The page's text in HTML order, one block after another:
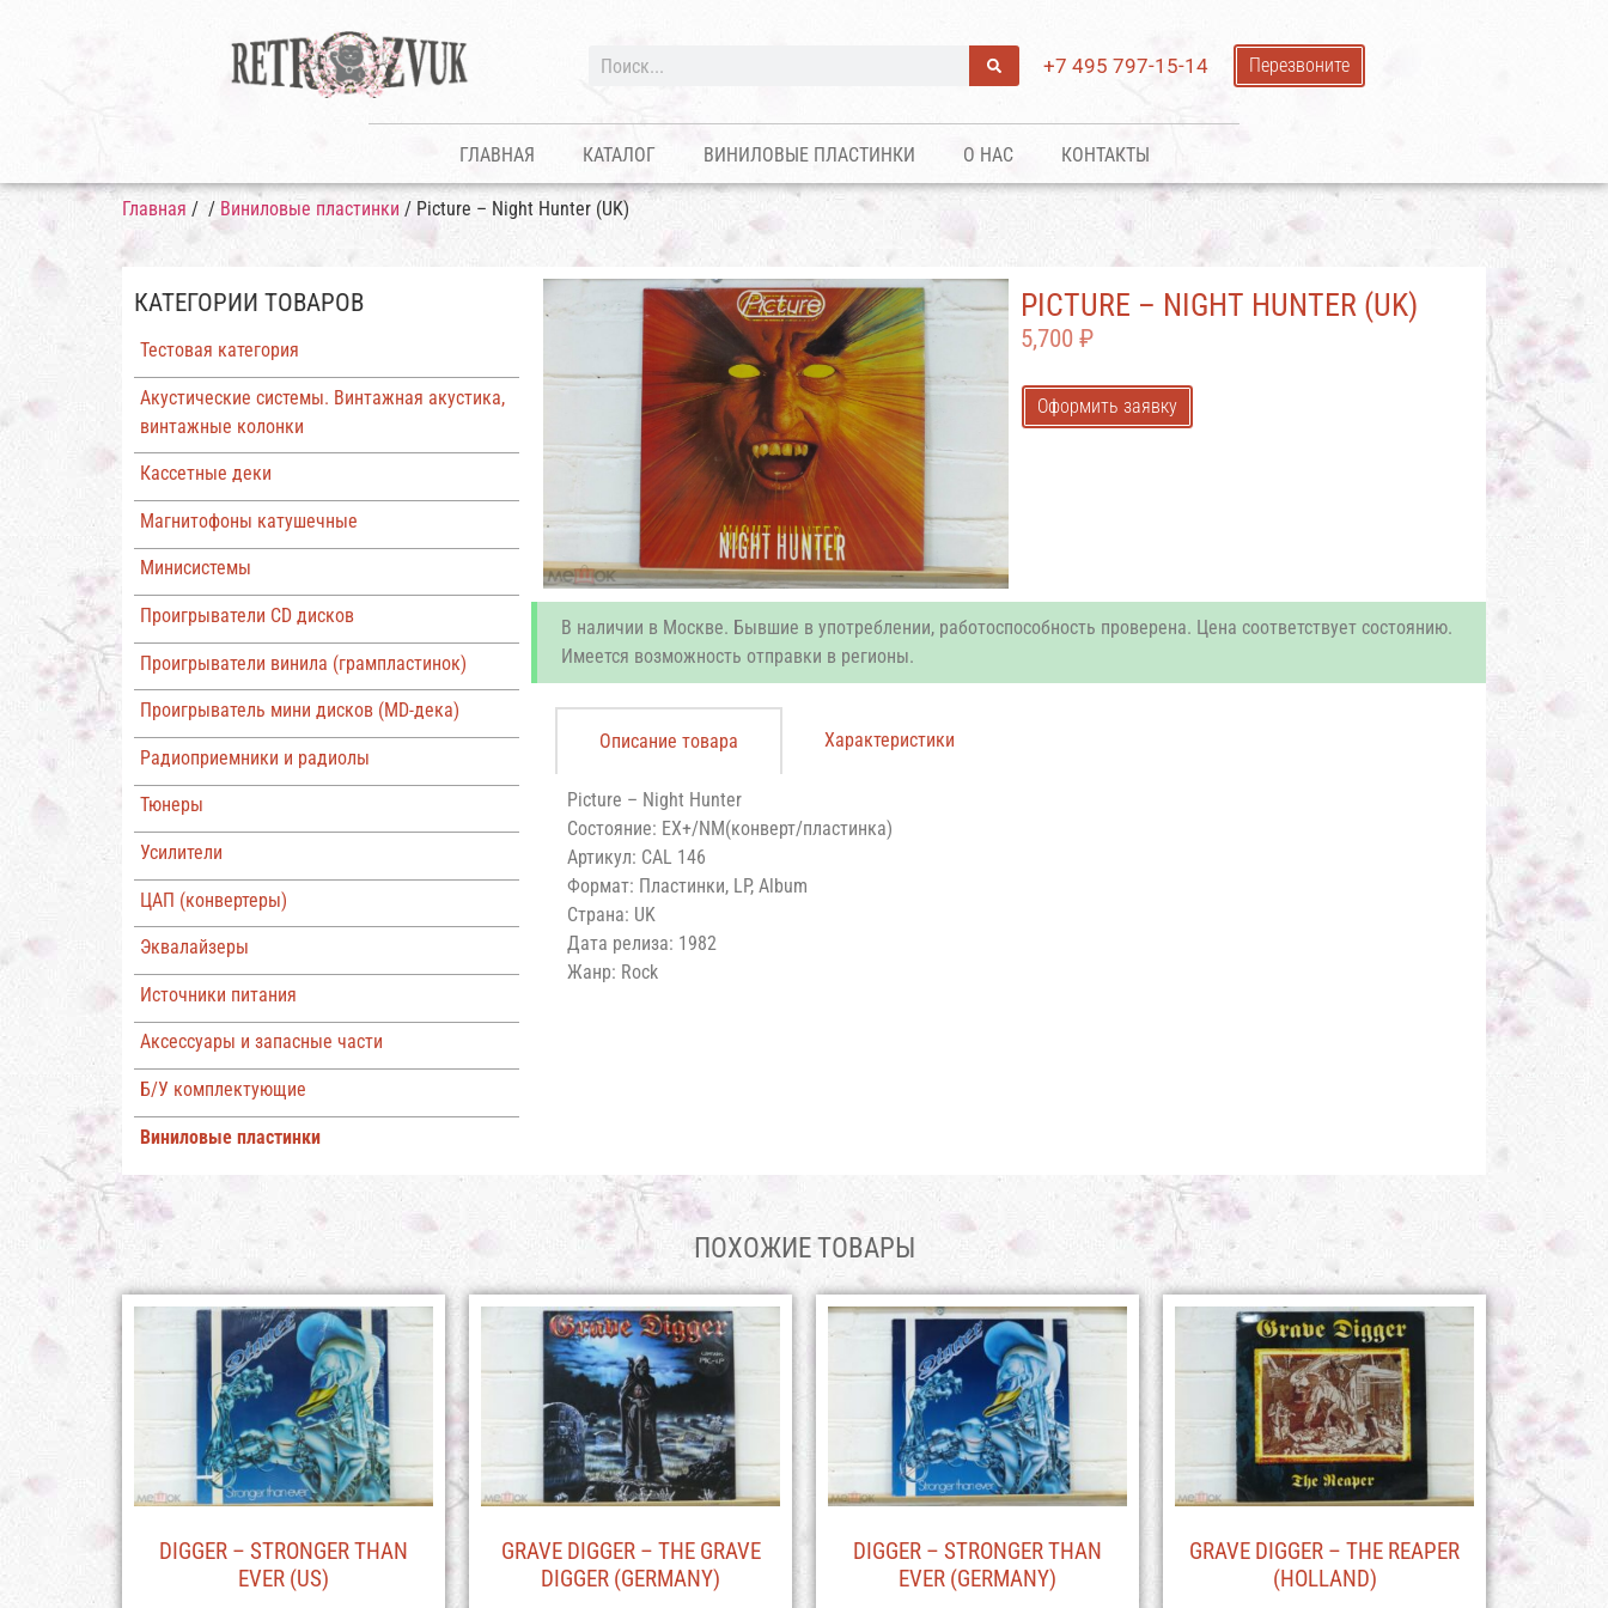
+7 495 797-15-14 Перезвоните
ГЛАВНАЯ КАТАЛОГ ВИНИЛОВЫЕ ПЛАСТИНКИ О НАС КОНТАКТЫ
Главная / / Виниловые пластинки / Picture – Night Hunter (UK)
КАТЕГОРИИ ТОВАРОВ
Тестовая категория
Акустические системы. Винтажная акустика,
винтажные колонки
Кассетные деки
Магнитофоны катушечные
Минисистемы
Проигрыватели CD дисков
Проигрыватели винила (грампластинок)
Проигрыватель мини дисков (MD-дека)
Радиоприемники и радиолы
Тюнеры
Усилители
ЦАП (конвертеры)
Эквалайзеры
Источники питания
Аксессуары и запасные части
Б/У комплектующие
Виниловые пластинки
PICTURE – NIGHT HUNTER (UK)
5,700 ₽
Оформить заявку
В наличии в Москве. Бывшие в употреблении, работоспособность проверена. Цена соответствует состоянию.
Имеется возможность отправки в регионы.
Описание товара Характеристики
Picture – Night Hunter
Состояние: EX+/NM(конверт/пластинка)
Артикул: CAL 146
Формат: Пластинки, LP, Album
Страна: UK
Дата релиза: 1982
Жанр: Rock
ПОХОЖИЕ ТОВАРЫ
DIGGER – STRONGER THAN
EVER (US)
GRAVE DIGGER – THE GRAVE
DIGGER (GERMANY)
DIGGER – STRONGER THAN
EVER (GERMANY)
GRAVE DIGGER – THE REAPER
(HOLLAND)